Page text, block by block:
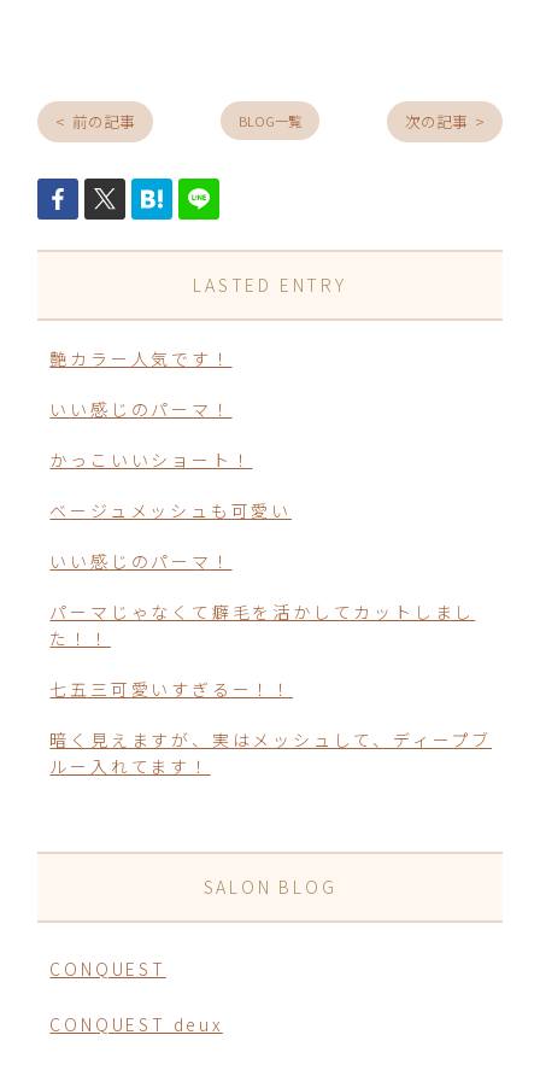
< 前の記事 BLOG一覧 次の記事 >
LASTED ENTRY
艶カラー人気です！
いい感じのパーマ！
かっこいいショート！
ベージュメッシュも可愛い
いい感じのパーマ！
パーマじゃなくて癖毛を活かしてカットしまし
た！！
七五三可愛いすぎるー！！
暗く見えますが、実はメッシュして、ディープブ
ルー入れてます！
SALON BLOG
CONQUEST
CONQUEST deux